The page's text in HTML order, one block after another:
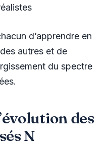
d’apprendre en
autres et de
du spectre
des
N